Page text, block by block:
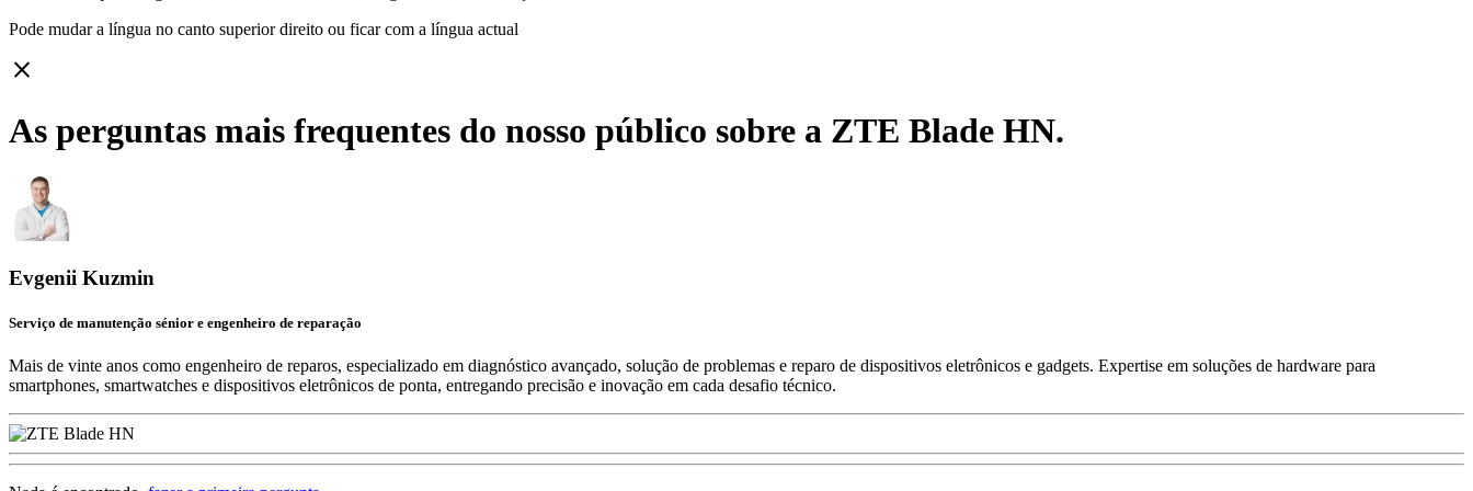
Pode mudar a língua no canto superior direito ou ficar com a língua actual
close
As perguntas mais frequentes do nosso público sobre a ZTE Blade HN.
Evgenii Kuzmin
Serviço de manutenção sénior e engenheiro de reparação
Mais de vinte anos como engenheiro de reparos, especializado em diagnóstico avançado, solução de problemas e reparo de dispositivos eletrônicos e gadgets. Expertise em soluções de hardware para
smartphones, smartwatches e dispositivos eletrônicos de ponta, entregando precisão e inovação em cada desafio técnico.